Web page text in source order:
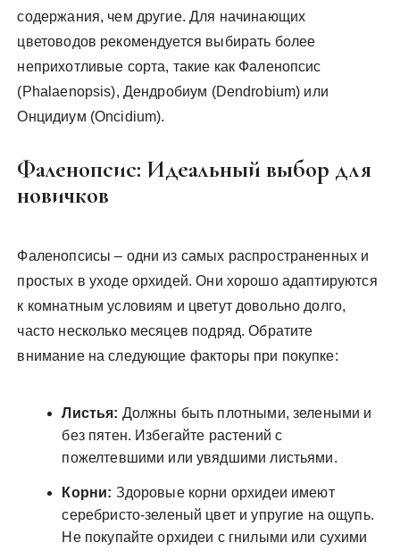
содержания, чем другие. Для начинающих
цветоводов рекомендуется выбирать более
неприхотливые сорта, такие как Фаленопсис
(Phalaenopsis), Дендробиум (Dendrobium) или
Онцидиум (Oncidium).
Фаленопсис: Идеальный выбор для
новичков
Фаленопсисы – одни из самых распространенных и
простых в уходе орхидей. Они хорошо адаптируются
к комнатным условиям и цветут довольно долго,
часто несколько месяцев подряд. Обратите
внимание на следующие факторы при покупке:
Листья: Должны быть плотными, зелеными и
без пятен. Избегайте растений с
пожелтевшими или увядшими листьями.
Корни: Здоровые корни орхидеи имеют
серебристо-зеленый цвет и упругие на ощупь.
Не покупайте орхидеи с гнилыми или сухими